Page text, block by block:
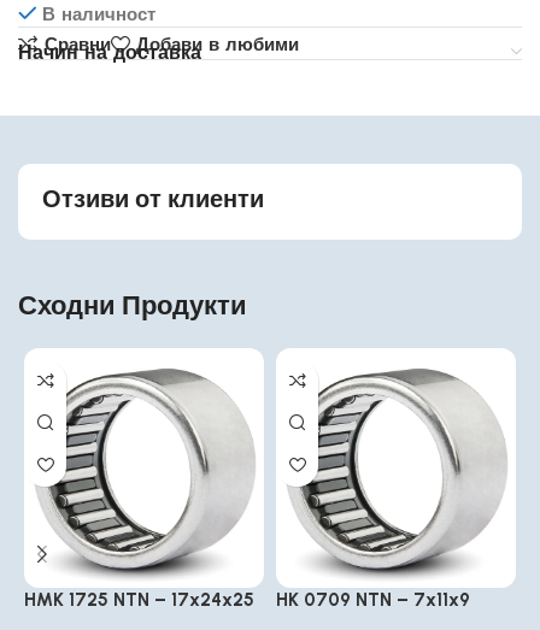
В наличност
Сравни
Добави в любими
Начин на доставка
Отзиви от клиенти
Сходни Продукти
HMK 1725 NTN – 17x24x25 HK 0709 NTN – 7x11x9